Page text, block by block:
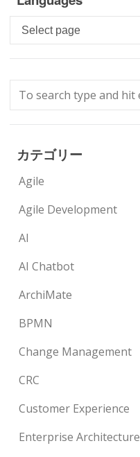
Languages
カテゴリー
Agile
Agile Development
AI
AI Chatbot
ArchiMate
BPMN
Change Management
CRC
Customer Experience
Enterprise Architecture